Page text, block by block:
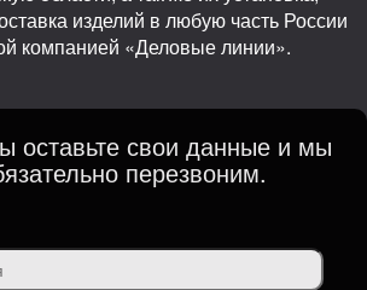
изделий в любую часть России
компанией «Деловые линии».
оставьте свои данные и мы
перезвоним.